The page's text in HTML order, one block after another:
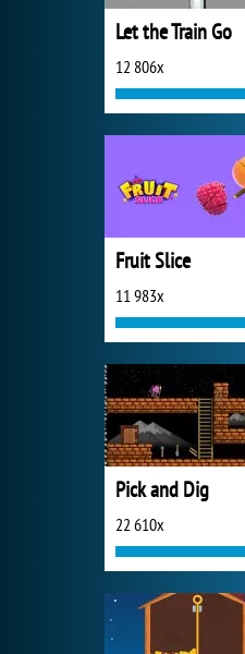
Let the Train Go
12 806x
Fruit Slice
11 983x
Pick and Dig
22 610x